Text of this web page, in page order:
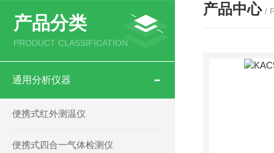
产品分类
PRODUCT CLASSIFICATION
通用分析仪器
便携式红外测温仪
便携式四合一气体检测仪
产品中心 /